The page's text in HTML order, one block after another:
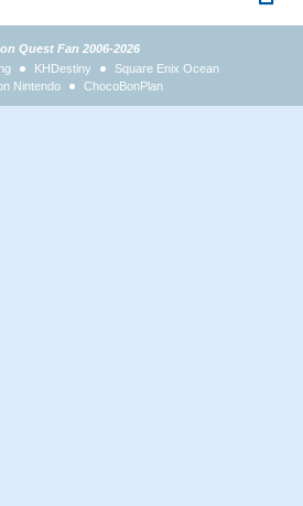
Quest Fan 2006-2026
KHDestiny
Square Enix Ocean
Nintendo
ChocoBonPlan